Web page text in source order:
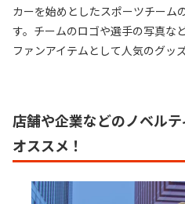
カーを始めとしたスポーツチーム
す。チームのロゴや選手の写真な
ファンアイテムとして人気のグッ
店舗や企業などのノベル
オススメ！